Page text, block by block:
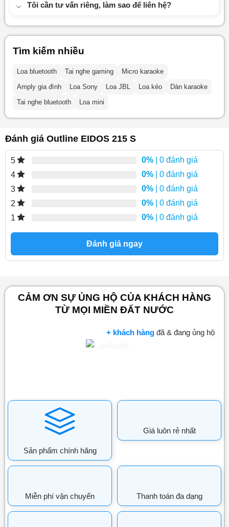
Tôi cần tư vấn riêng, làm sao để liên hệ?
Tìm kiếm nhiều
Loa bluetooth Tai nghe gaming
Micro karaoke
Amply gia đình
Loa Sony Loa JBL Loa kéo
Dàn karaoke
Tai nghe bluetooth
Loa mini
Đánh giá Outline EIDOS 215 S
5 0% | 0 đánh giá
4
0% | 0 đánh giá
3
0% | 0 đánh giá
2
0% | 0 đánh giá
1
0% | 0 đánh giá
Đánh giá ngay
CẢM ƠN SỰ ỦNG HỘ CỦA KHÁCH HÀNG
TỪ MỌI MIỀN ĐẤT NƯỚC
+ khách hàng đã & đang ủng hộ
Sản phẩm chính hãng
Giá luôn rẻ nhất
Miễn phí vận chuyển Thanh toán đa dạng